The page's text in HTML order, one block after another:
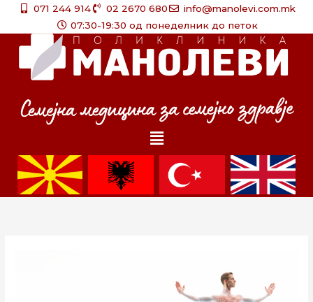
071 244 914 02 2670 680
info@manolevi.com.mk
07:30-19:30 од понеделник до петок
Menu